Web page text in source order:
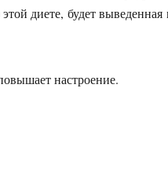
диете, будет выведенная
настроение.